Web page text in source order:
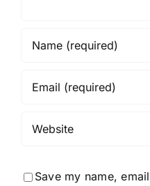
Save my name,